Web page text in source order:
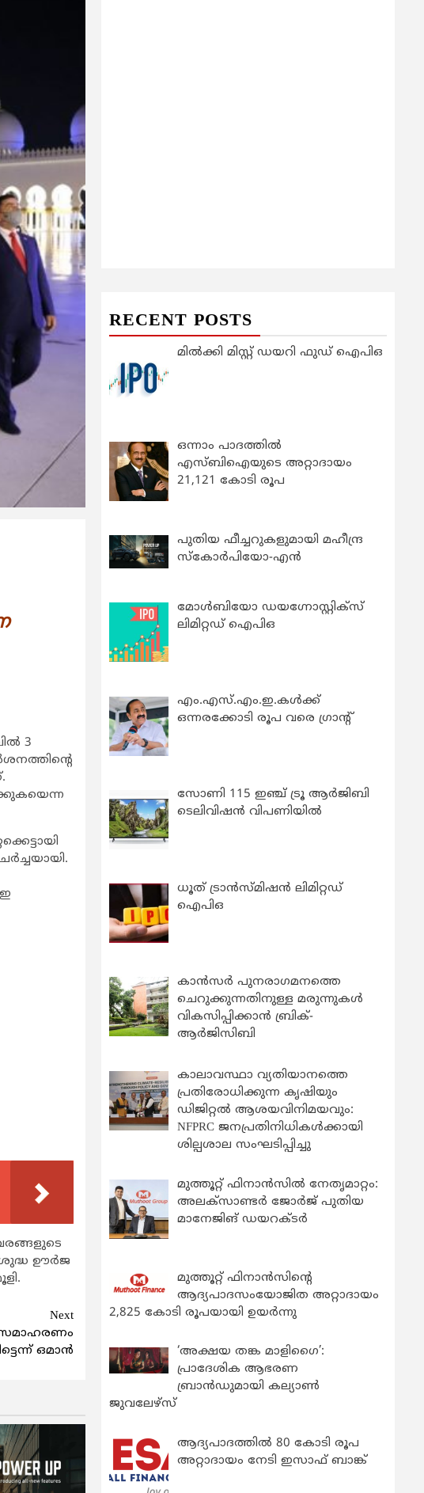
3
ഊര്‍ജ
Next
ഒമാന്‍
RECENT POSTS
മിൽക്കി മിസ്റ്റ് ഡയറി ഫുഡ് ഐപിഒ
ഒന്നാം പാദത്തിൽ
എസ്ബിഐയുടെ അറ്റാദായം
21,121 കോടി രൂപ
പുതിയ ഫീച്ചറുകളുമായി മഹീന്ദ്ര
സ്കോർപിയോ-എൻ
മോൾബിയോ ഡയഗ്നോസ്റ്റിക്സ്
ലിമിറ്റഡ് ഐപിഒ
എം.എസ്.എം.ഇ.കൾക്ക്
ഒന്നരക്കോടി രൂപ വരെ ഗ്രാന്റ്
സോണി 115 ഇഞ്ച് ട്രൂ ആർജിബി
ടെലിവിഷൻ വിപണിയിൽ
ധൂത് ട്രാൻസ്മിഷൻ ലിമിറ്റഡ്
ഐപിഒ
കാന്‍സര്‍ പുനരാഗമനത്തെ
ചെറുക്കുന്നതിനുള്ള മരുന്നുകള്‍
വികസിപ്പിക്കാന്‍ ബ്രിക്-
ആര്‍ജിസിബി
കാലാവസ്ഥാ വ്യതിയാനത്തെ
പ്രതിരോധിക്കുന്ന കൃഷിയും
ഡിജിറ്റൽ ആശയവിനിമയവും:
NFPRC ജനപ്രതിനിധികൾക്കായി
ശില്പശാല സംഘടിപ്പിച്ചു
മുത്തൂറ്റ് ഫിനാൻസിൽ നേതൃമാറ്റം:
അലക്സാണ്ടർ ജോർജ് പുതിയ
മാനേജിങ് ഡയറക്ടർ
മുത്തൂറ്റ് ഫിനാൻസിന്റെ
ആദ്യപാദസംയോജിത അറ്റാദായം
2,825 കോടി രൂപയായി ഉയർന്നു
‘അക്ഷയ തങ്ക മാളിഗൈ’:
പ്രാദേശിക ആഭരണ
ബ്രാന്‍ഡുമായി കല്യാണ്‍
ജുവലേഴ്‌സ്
ആദ്യപാദത്തിൽ 80 കോടി രൂപ
അറ്റാദായം നേടി ഇസാഫ് ബാങ്ക്